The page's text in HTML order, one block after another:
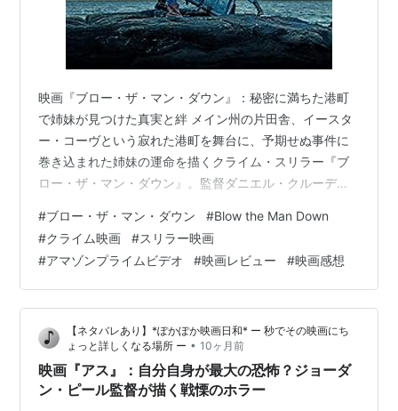
映画『ブロー・ザ・マン・ダウン』：秘密に満ちた港町
で姉妹が見つけた真実と絆 メイン州の片田舎、イースタ
ー・コーヴという寂れた港町を舞台に、予期せぬ事件に
巻き込まれた姉妹の運命を描くクライム・スリラー『ブ
ロー・ザ・マン・ダウン』。監督ダニエル・クルーディ
して手がけた本作は、静かで美しい映像の裏に潜む人間
関係の闇と、女性たちの知られざる連帯を冷徹に、そし
てユーモラスに描き出しています。姉妹の絆と町に隠さ
れた秘密が、次第に明らかになっていきます。
#ブロー・ザ・マン・ダウン #Blow the Man Down
#クライム映画 #スリラー映画
#アマゾンプライムビデオ #映画レビュー #映画感想
【ネタバレあり】*ぽかぽか映画日和* ー 秒でその映画にち
ょっと詳しくなる場所 ー • 10ヶ月前
映画『アス』：自分自身が最大の恐怖？ジョーダ
ン・ピール監督が描く戦慄のホラー